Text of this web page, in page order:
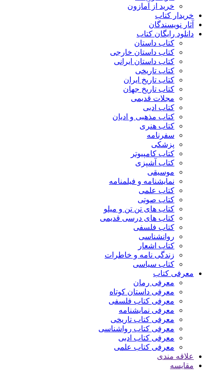
خرید از آمازون
خریدار کتاب
آثار نویسندگان
دانلود رایگان کتاب
کتاب داستان
کتاب داستان خارجی
کتاب داستان ایرانی
کتاب تاریخی
کتاب تاریخ ایران
کتاب تاریخ جهان
مجلات قدیمی
کتاب ادبی
کتاب مذهبی و ادیان
کتاب هنری
سفرنامه
پزشکی
کتاب کامپیوتر
کتاب آشپزی
موسیقی
نمایشنامه و فیلمنامه
کتاب علمی
کتاب صوتی
کتاب های تن تن و میلو
کتاب های درسی قدیمی
کتاب فلسفی
روانشناسی
کتاب اشعار
زندگی نامه و خاطرات
کتاب سیاسی
معرفی کتاب
معرفی رمان
معرفی داستان کوتاه
معرفی کتاب فلسفی
معرفی نمایشنامه
معرفی کتاب تاریخی
معرفی کتاب رواشناسی
معرفی کتاب ادبی
معرفی کتاب علمی
علاقه مندی
مقایسه